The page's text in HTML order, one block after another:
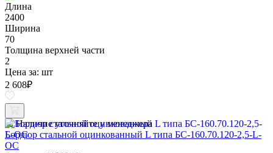
Длина
2400
Ширина
70
Толщина верхней части
2
Цена за: шт
2 608₽
Наличие уточняйте у менеджера
Бордюр стальной оцинкованный L типа БС-160.70.120-2,5-L-
ОС